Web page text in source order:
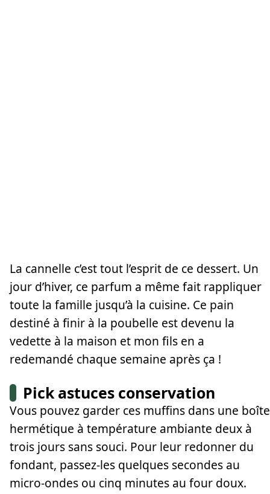
La cannelle c’est tout l’esprit de ce dessert. Un
jour d’hiver, ce parfum a même fait rappliquer
toute la famille jusqu’à la cuisine. Ce pain
destiné à finir à la poubelle est devenu la
vedette à la maison et mon fils en a
redemandé chaque semaine après ça !
Pick astuces conservation
Vous pouvez garder ces muffins dans une boîte
hermétique à température ambiante deux à
trois jours sans souci. Pour leur redonner du
fondant, passez-les quelques secondes au
micro-ondes ou cinq minutes au four doux.